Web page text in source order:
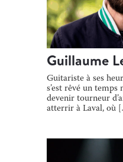
Guillaume
Guitariste à ses
s’est rêvé un
devenir tourneur
atterrir à Laval, où